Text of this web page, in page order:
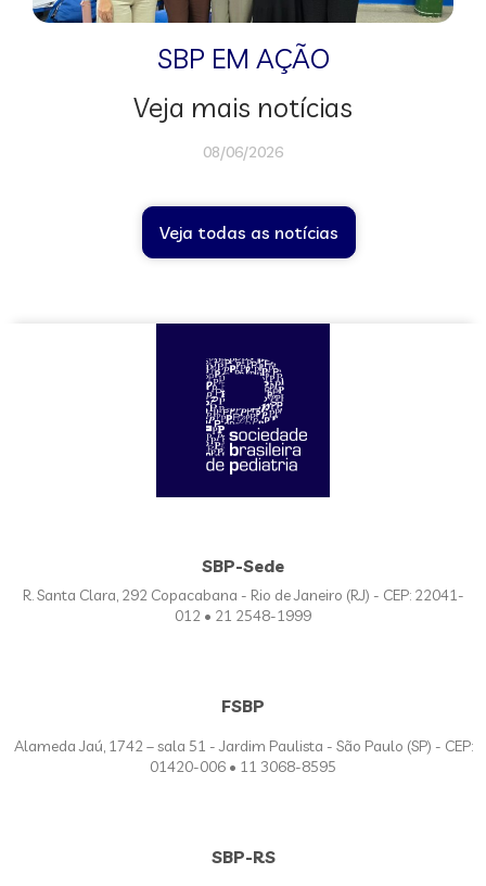
SBP EM AÇÃO
Veja mais notícias
08/06/2026
Veja todas as notícias
SBP-Sede
R. Santa Clara, 292 Copacabana - Rio de Janeiro (RJ) - CEP: 22041-
012 • 21 2548-1999
FSBP
Alameda Jaú, 1742 – sala 51 - Jardim Paulista - São Paulo (SP) - CEP:
01420-006 • 11 3068-8595
SBP-RS